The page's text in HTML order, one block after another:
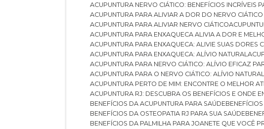
ACUPUNTURA NERVO CIÁTICO: BENEFÍCIOS INCRÍVEIS
ACUPUNTURA PARA ALIVIAR A DOR DO NERVO
ACUPUNTURA PARA ALIVIAR NERVO CIÁTICO
ACUPUNTURA PARA ENXAQUECA ALIVIA A DOR E
ACUPUNTURA PARA ENXAQUECA: ALIVIE SUAS
ACUPUNTURA PARA ENXAQUECA: ALÍVIO NATURAL
ACUPUNTURA PARA NERVO CIÁTICO: ALÍVIO EFICAZ
ACUPUNTURA PARA O NERVO CIÁTICO: ALÍVIO
ACUPUNTURA PERTO DE MIM: ENCONTRE O MELHOR
ACUPUNTURA RJ: DESCUBRA OS BENEFÍCIOS E ONDE
BENEFÍCIOS DA ACUPUNTURA PARA SAÚDE
BENEFÍCIOS DA OSTEOPATIA RJ PARA SUA SAÚDE
BENEFÍCIOS DA PALMILHA PARA JOANETE QUE VOCÊ